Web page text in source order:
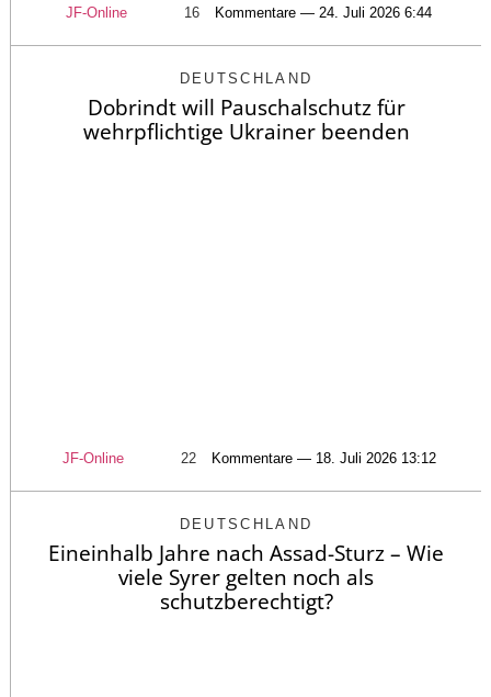
JF-Online 16 Kommentare — 24. Juli 2026 6:44
DEUTSCHLAND
Dobrindt will Pauschalschutz für
wehrpflichtige Ukrainer beenden
JF-Online 22 Kommentare — 18. Juli 2026 13:12
DEUTSCHLAND
Eineinhalb Jahre nach Assad-Sturz – Wie
viele Syrer gelten noch als
schutzberechtigt?